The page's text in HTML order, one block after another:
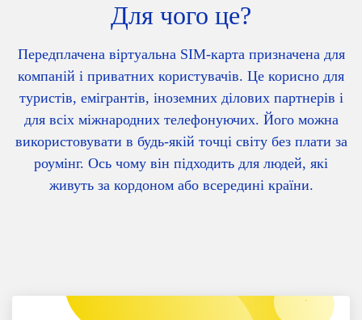
Для чого це?
Передплачена віртуальна SIM-карта призначена для
компаній і приватних користувачів. Це корисно для
туристів, емігрантів, іноземних ділових партнерів і
для всіх міжнародних телефонуючих. Його можна
використовувати в будь-якій точці світу без плати за
роумінг. Ось чому він підходить для людей, які
живуть за кордоном або всередині країни.